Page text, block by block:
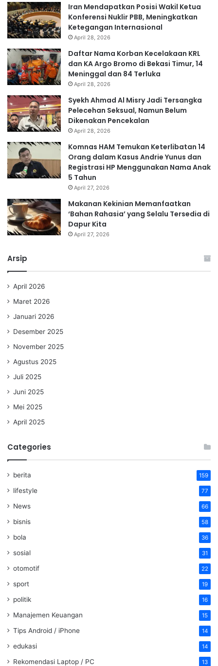
Iran Mendapatkan Posisi Wakil Ketua
Konferensi Nuklir PBB, Meningkatkan
Ketegangan Internasional
April 28, 2026
Daftar Nama Korban Kecelakaan KRL
dan KA Argo Bromo di Bekasi Timur, 14
Meninggal dan 84 Terluka
April 28, 2026
Syekh Ahmad Al Misry Jadi Tersangka
Pelecehan Seksual, Namun Belum
Dikenakan Pencekalan
April 28, 2026
Komnas HAM Temukan Keterlibatan 14
Orang dalam Kasus Andrie Yunus dan
Registrasi HP Menggunakan Nama Anak
5 Tahun
April 27, 2026
Makanan Kekinian Memanfaatkan
‘Bahan Rahasia’ yang Selalu Tersedia di
Dapur Kita
April 27, 2026
Arsip
April 2026
Maret 2026
Januari 2026
Desember 2025
November 2025
Agustus 2025
Juli 2025
Juni 2025
Mei 2025
April 2025
Categories
berita 159
lifestyle 77
News 66
bisnis 58
bola 36
sosial 31
otomotif 22
sport 19
politik 16
Manajemen Keuangan 15
Tips Android / iPhone 14
edukasi 14
Rekomendasi Laptop / PC 13